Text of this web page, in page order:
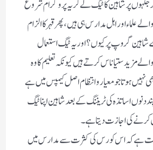
جگہوں پر شاہین کا ٹیگ لے کر یہ پروگرام شروع
علماء اور اہل مدارس ہی ہیں، پھر قہر کا الزام
گروپ پر کیوں؟ اور یہ ٹیگ استعمال
مزید ستیاناس کرتے ہیں کیونکہ تعلیم کا وہ
نہیں ہوتا جو معیار و انتظام اصل کیمپس میں ہے
دنوں اساتذہ کی ٹریننگ کے بعد شاہین اپنا ٹیگ
کرنے کی اجازت دیتا ہے ۔
ہے کہ اس کورس کی کثرت سے مدارس میں